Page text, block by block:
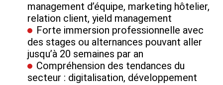
management d’équipe, marketing hôtelier,
relation client, yield management
Forte immersion professionnelle avec
des stages ou alternances pouvant aller
jusqu’à 20 semaines par an
Compréhension des tendances du
secteur : digitalisation, développement